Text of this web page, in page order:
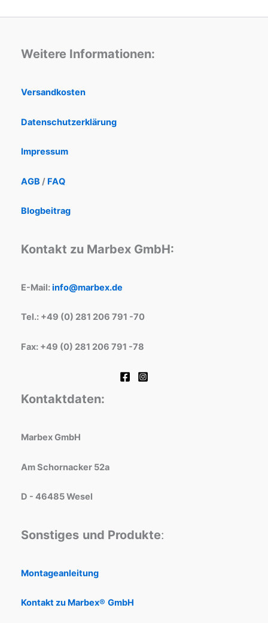
Weitere Informationen:
Versandkosten
Datenschutzerklärung
Impressum
AGB / FAQ
Blogbeitrag
Kontakt zu Marbex GmbH:
E-Mail:info@marbex.de
Tel.: +49 (0) 281 206 791 -70
Fax: +49 (0) 281 206 791 -78
Kontaktdaten:
Marbex GmbH
Am Schornacker 52a
D - 46485 Wesel
Sonstiges und Produkte:
Montageanleitung
Kontakt zu Marbex® GmbH